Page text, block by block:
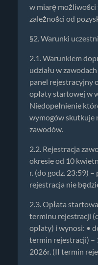
w miarę możliwości
zależności od
§2. Warunki
2.1. Warunkiem
udziału w
panel rejestracyjny
opłaty startowej w
Niedopełnienie
wymogów skutkuje
zawodów.
2.2. Rejestracja
okresie od 10
r. (do godz. 23:59)
rejestracja nie
2.3. Opłata
terminu rejestracji
opłaty) i wynosi: •
termin rejestracji) –
2026r. (II termin